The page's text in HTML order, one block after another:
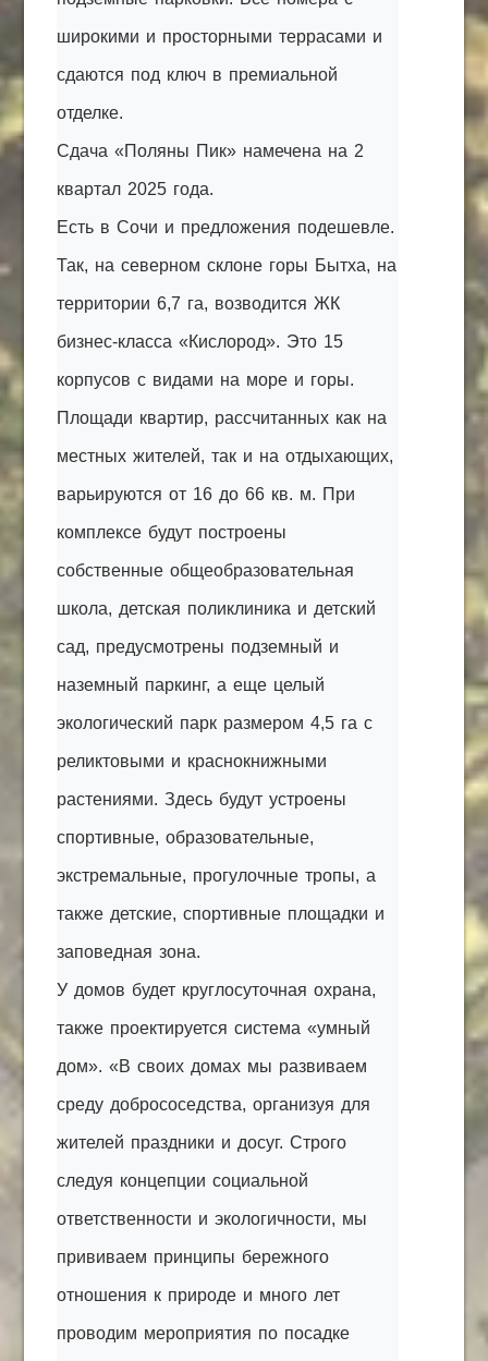
широкими и просторными террасами и
сдаются под ключ в премиальной
отделке.
Сдача «Поляны Пик» намечена на 2
квартал 2025 года.
Есть в Сочи и предложения подешевле.
Так, на северном склоне горы Бытха, на
территории 6,7 га, возводится ЖК
бизнес-класса «Кислород». Это 15
корпусов с видами на море и горы.
Площади квартир, рассчитанных как на
местных жителей, так и на отдыхающих,
варьируются от 16 до 66 кв. м. При
комплексе будут построены
собственные общеобразовательная
школа, детская поликлиника и детский
сад, предусмотрены подземный и
наземный паркинг, а еще целый
экологический парк размером 4,5 га с
реликтовыми и краснокнижными
растениями. Здесь будут устроены
спортивные, образовательные,
экстремальные, прогулочные тропы, а
также детские, спортивные площадки и
заповедная зона.
У домов будет круглосуточная охрана,
также проектируется система «умный
дом». «В своих домах мы развиваем
среду добрососедства, организуя для
жителей праздники и досуг. Строго
следуя концепции социальной
ответственности и экологичности, мы
прививаем принципы бережного
отношения к природе и много лет
проводим мероприятия по посадке